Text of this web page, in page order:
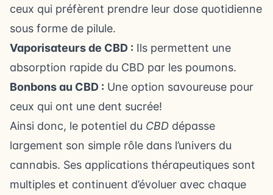
ceux qui préfèrent prendre leur dose quotidienne
sous forme de pilule.
Vaporisateurs de CBD : Ils permettent une
absorption rapide du CBD par les poumons.
Bonbons au CBD : Une option savoureuse pour
ceux qui ont une dent sucrée!
Ainsi donc, le potentiel du CBD dépasse
largement son simple rôle dans l’univers du
cannabis. Ses applications thérapeutiques sont
multiples et continuent d’évoluer avec chaque